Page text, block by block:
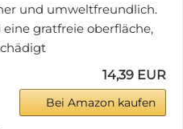
und umweltfreundlich.
gratfreie oberfläche,
14,39 EUR
Bei Amazon kaufen